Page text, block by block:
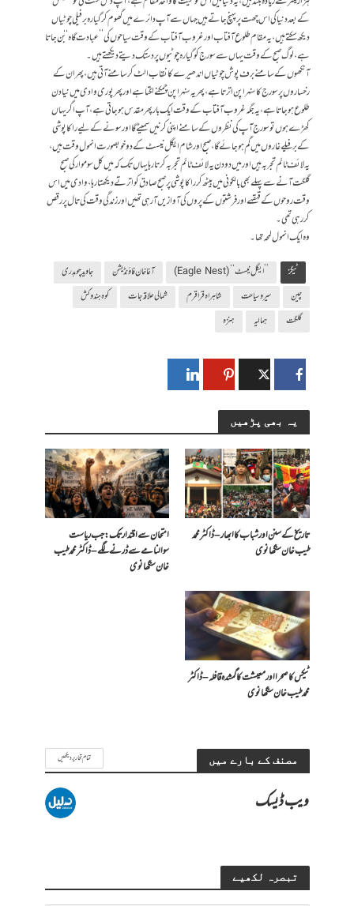
کے بعد دنیا کی اس چھت پر پہنچ جاتے ہیں جہاں سے آپ دائرے میں گھوم کر گیارہ برفیلی چوٹیاں
دیکھ سکتے ہیں، یہ مقام طلوع آفتاب اور غروب آفتاب کے وقت سیاحوں کی ’’عبادت گاہ‘‘ بن جاتا
ہے، لوگ صبح کے وقت یہاں سے سورج کو گیارہ چوٹیوں پر دستک دیتے دیکھتے ہیں۔
آنکھوں کے سامنے برف پوش چوٹیاں اندھیرے کا نقاب الٹ کر سامنے آتی ہیں، پھر ان کے
رخساروں پر سورج کا سنہرا پن اترتا ہے، پھر یہ سنہرا پن چمکنے لگتا ہے اور پھر پوری وادی میں نیا دن
طلوع ہو جاتا ہے، یہ جگہ غروب آفتاب کے وقت ایک بار پھر مقدس ہو جاتی ہے، آپ اگر یہاں
کھڑے ہوں تو سورج آپ کی نظروں کے سامنے اپنی کرنیں سمیٹے گا اور سونے کے لیے راکا پوشی
کے برفیلے غاروں میں گم ہو جائے گا، صبح اور شام ایگل نیسٹ کے دو خوبصورت انمول وقت ہیں،
یہ لائف ٹائم تجربہ ہیں اور میں دو دن یہ لائف ٹائم تجربہ کرتا رہا یہاں تک کہ میں کل سوموار کی صبح
گلگت آنے سے پہلے بھی بالکونی میں بیٹھ کر راکا پوشی پر صبح صادق کو اترتے دیکھتا رہا، وادی میں اس
وقت روحوں کے قہقہے اور فرشتوں کے پروں کی آوازیں آ رہی تھیں اور زندگی وقت کی تال پر رقص
کر رہی تھی۔
وہ ایک انمول لمحہ تھا۔
ٹیگز ’’ایگل نیسٹ‘‘ (Eagle Nest) آغا خان فاؤنڈیشن
جاوید چوہدری
چین
سیر وسیاحت شاہراہ قراقرم شمالی علاقہ جات
کوہ ہندوکش
گلگت
ہمالیہ ہنزہ
یہ بھی پڑھیں
تاریخ کے سنن اور شباب کا ابھار – ڈاکٹر محمد
طیب خان سنگھانوی
امتحان سے اقتدار تک: جب ریاست
سوالنامے سے ڈرنے لگے – ڈاکٹر محمد طیب
خان سنگھانوی
ٹیکس کا صحرا اور معیشت کا گمشدہ قافلہ – ڈاکٹر
محمد طیب خان سنگھانوی
مصنف کے بارے میں تمام تحاریر دیکھیں
ویب ڈیسک
تبصرہ لکھیے